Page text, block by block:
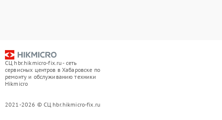
СЦ hbr.hikmicro-fix.ru - сеть
сервисных центров в Хабаровске по
ремонту и обслуживанию техники
Hikmicro
2021-2026 © СЦ hbr.hikmicro-fix.ru